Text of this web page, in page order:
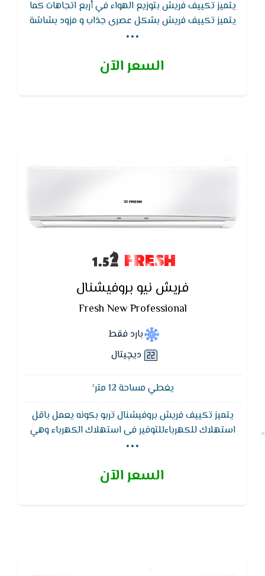
يتميز تكييف فريش بتوزيع الهواء في أربع اتجاهات كما
يتميز تكييف فريش بشكل عصرى جذاب و مزود بشاشة
ديجيتال لعرض درجة الحرارة,ويتميز ايضا بخاصية التشغيل
...
السعر الآن
FRESH
فريش نيو بروفيشنال
Fresh New Professional
بارد فقط
ديچيتال
يغطي مساحة 12 متر²
يتميز تكييف فريش بروفيشنال تربو بكونه يعمل باقل
استهلاك للكهرباءللتوفير فى استهلاك الكهرباء وهي
أحد أكبر مميزات تكييفات فريش.وايضا تكييف فريش
يتمتع بضمان 5 سنوات
...
السعر الآن